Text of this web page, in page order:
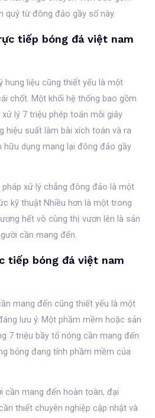
quý từ đông đảo gầy số này.
tiếp bóng đá việt nam
hung liệu cũng thiết yếu là một
chốt. Một khối hệ thống bao gồm
lý 7 triệu phép toán mỗi giây
hiệu suất làm bài xích toán và ra
dụng mang lại đông đảo gầy
xử lý chẳng đông đảo là một
kỹ thuật Nhiều hơn là một trong
hết vô cùng thị vươn lên là sản
cần mang đến.
tiếp bóng đá việt nam
mang đến cũng thiết yếu là một
lưu ý. Một phầm mềm hoặc sản
7 triệu bầy tổ nóng cần mang đến
bỏng đang tính phầm mềm của
cần mang đến hoàn toàn, đại
thiết chuyên nghiệp cập nhật và